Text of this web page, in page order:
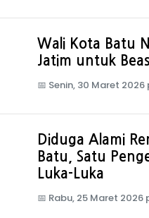
Wali Kota Batu
Jatim untuk
📅 Senin, 30 Maret 2026
Diduga Alami
Batu, Satu
Luka-Luka
📅 Rabu, 25 Maret 2026